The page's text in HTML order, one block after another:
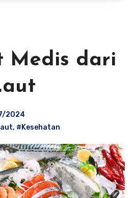
Medis dari
2024
, #Kesehatan